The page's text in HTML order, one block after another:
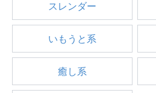
スレンダー
いもうと系
癒し系